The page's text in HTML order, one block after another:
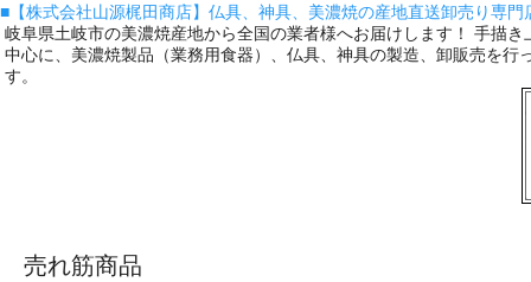
■【株式会社山源梶田商店】仏具、神具、美濃焼の産地直送卸売り専門
岐阜県土岐市の美濃焼産地から全国の業者様へお届けします！ 手描き
中心に、美濃焼製品（業務用食器）、仏具、神具の製造、卸販売を行
す。
売れ筋商品